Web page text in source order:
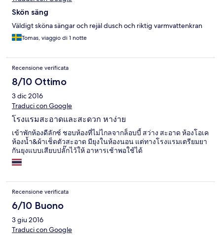
Skön säng
Väldigt sköna sängar och rejäl dusch och riktig varmvattenkran
Tomas, viaggio di 1 notte
Recensione verificata
8/10 Ottimo
3 dic 2016
Traduci con Google
โรงแรมสะอาดและสะดวก หาง่าย
เข้าพักห้องดีลักซ์ ชอบห้องที่ไม่ไกลจากล็อบบี้ สว่าง สะอาด ห้องโอเค
ห้องน้ำ&ผ้าเช็ดตัวสะอาด มียุงในห้องนอน แต่ทางโรงแรมเตรียมยา
กันยุงแบบเสียบปลั๊กไว้ให้ อาหารเช้าพอใช้ได้
Recensione verificata
6/10 Buono
3 giu 2016
Traduci con Google